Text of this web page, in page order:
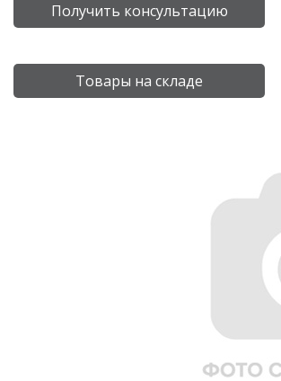
Получить консультацию
Товары на складе